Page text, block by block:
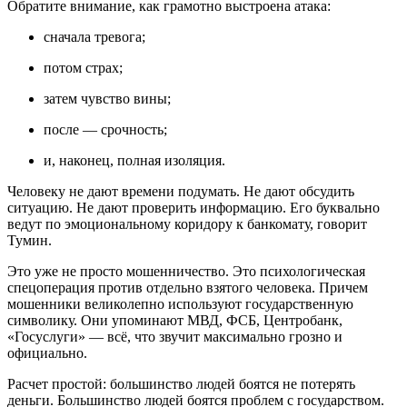
Обратите внимание, как грамотно выстроена атака:
сначала тревога;
потом страх;
затем чувство вины;
после — срочность;
и, наконец, полная изоляция.
Человеку не дают времени подумать. Не дают обсудить
ситуацию. Не дают проверить информацию. Его буквально
ведут по эмоциональному коридору к банкомату, говорит
Тумин.
Это уже не просто мошенничество. Это психологическая
спецоперация против отдельно взятого человека. Причем
мошенники великолепно используют государственную
символику. Они упоминают МВД, ФСБ, Центробанк,
«Госуслуги» — всё, что звучит максимально грозно и
официально.
Расчет простой: большинство людей боятся не потерять
деньги. Большинство людей боятся проблем с государством.